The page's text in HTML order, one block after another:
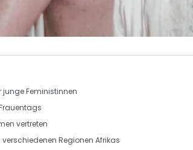
junge Feministinnen
vertreten
verschiedenen Regionen Afrikas